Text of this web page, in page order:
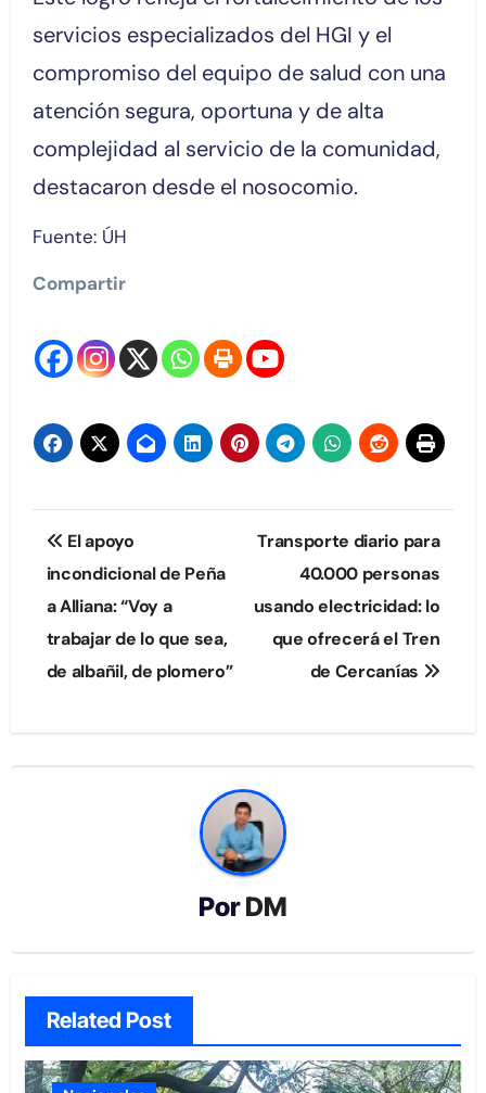
servicios especializados del HGI y el
compromiso del equipo de salud con una
atención segura, oportuna y de alta
complejidad al servicio de la comunidad,
destacaron desde el nosocomio.
Fuente: ÚH
Compartir
Navegación
de
entradas
El apoyo
incondicional de Peña
a Alliana: “Voy a
trabajar de lo que sea,
de albañil, de plomero”
Transporte diario para
40.000 personas
usando electricidad: lo
que ofrecerá el Tren
de Cercanías
PorDM
Related Post